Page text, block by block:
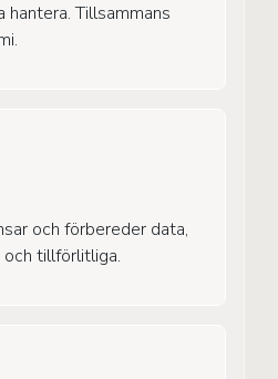
Tillsammans
och förbereder data,
tillförlitliga.